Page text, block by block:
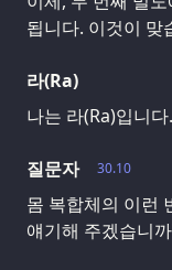
됩니다. 이것이 맞
라(Ra)
나는 라(Ra)입니
30.10
질문자
몸 복합체의 이런
얘기해 주겠습니